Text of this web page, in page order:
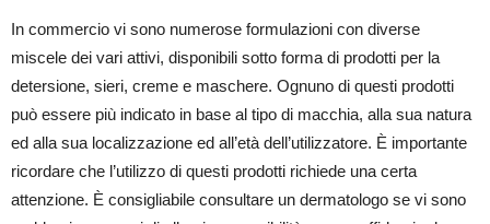
In commercio vi sono numerose formulazioni con diverse
miscele dei vari attivi, disponibili sotto forma di prodotti per la
detersione, sieri, creme e maschere. Ognuno di questi prodotti
può essere più indicato in base al tipo di macchia, alla sua natura
ed alla sua localizzazione ed all’età dell’utilizzatore. È importante
ricordare che l’utilizzo di questi prodotti richiede una certa
attenzione. È consigliabile consultare un dermatologo se vi sono